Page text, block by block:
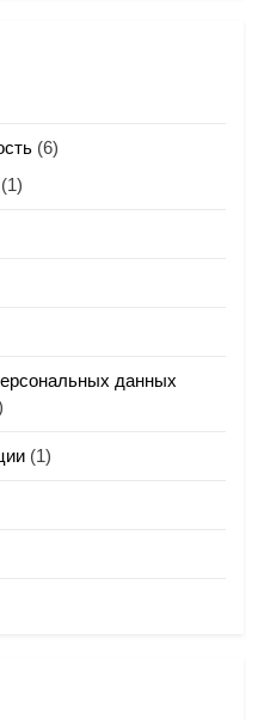
(6)
(1)
данных
(1)